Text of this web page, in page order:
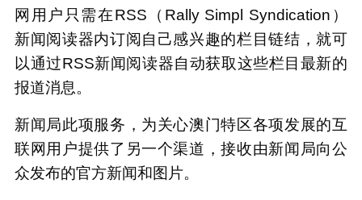
网用户只需在RSS（R ally Simpl Syndication）
新闻阅读器内订阅自己感兴趣的栏目链结，就可
以通过RSS新闻阅读器自动获取这些栏目最新的
报道消息。
新闻局此项服务，为关心澳门特区各项发展的互
联网用户提供了另一个渠道，接收由新闻局向公
众发布的官方新闻和图片。